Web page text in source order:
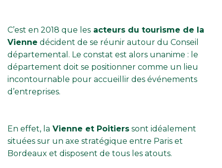
C’est en 2018 que les acteurs du tourisme de la
Vienne décident de se réunir autour du Conseil
départemental. Le constat est alors unanime : le
département doit se positionner comme un lieu
incontournable pour accueillir des événements
d’entreprises.
En effet, la Vienne et Poitiers sont idéalement
situées sur un axe stratégique entre Paris et
Bordeaux et disposent de tous les atouts.